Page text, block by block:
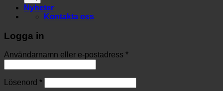
Nyheter
Kontakta oss
Logga in
Användarnamn eller e-postadress *
Lösenord *